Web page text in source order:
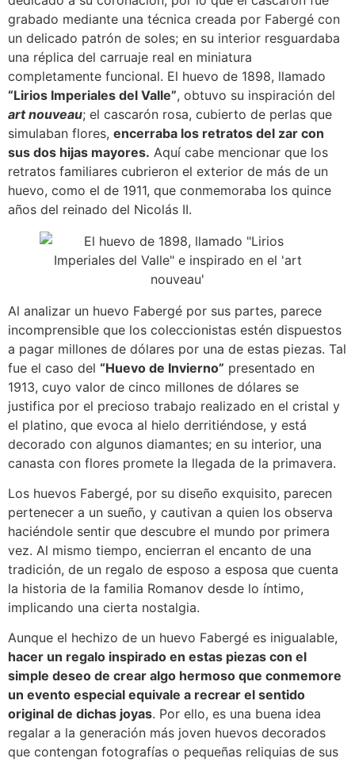
grabado mediante una técnica creada por Fabergé con
un delicado patrón de soles; en su interior resguardaba
una réplica del carruaje real en miniatura
completamente funcional. El huevo de 1898, llamado
“Lirios Imperiales del Valle”, obtuvo su inspiración del
art nouveau; el cascarón rosa, cubierto de perlas que
simulaban flores, encerraba los retratos del zar con
sus dos hijas mayores. Aquí cabe mencionar que los
retratos familiares cubrieron el exterior de más de un
huevo, como el de 1911, que conmemoraba los quince
años del reinado del Nicolás II.
Al analizar un huevo Fabergé por sus partes, parece
incomprensible que los coleccionistas estén dispuestos
a pagar millones de dólares por una de estas piezas. Tal
fue el caso del “Huevo de Invierno” presentado en
1913, cuyo valor de cinco millones de dólares se
justifica por el precioso trabajo realizado en el cristal y
el platino, que evoca al hielo derritiéndose, y está
decorado con algunos diamantes; en su interior, una
canasta con flores promete la llegada de la primavera.
Los huevos Fabergé, por su diseño exquisito, parecen
pertenecer a un sueño, y cautivan a quien los observa
haciéndole sentir que descubre el mundo por primera
vez. Al mismo tiempo, encierran el encanto de una
tradición, de un regalo de esposo a esposa que cuenta
la historia de la familia Romanov desde lo íntimo,
implicando una cierta nostalgia.
Aunque el hechizo de un huevo Fabergé es inigualable,
hacer un regalo inspirado en estas piezas con el
simple deseo de crear algo hermoso que conmemore
un evento especial equivale a recrear el sentido
original de dichas joyas. Por ello, es una buena idea
regalar a la generación más joven huevos decorados
que contengan fotografías o pequeñas reliquias de sus